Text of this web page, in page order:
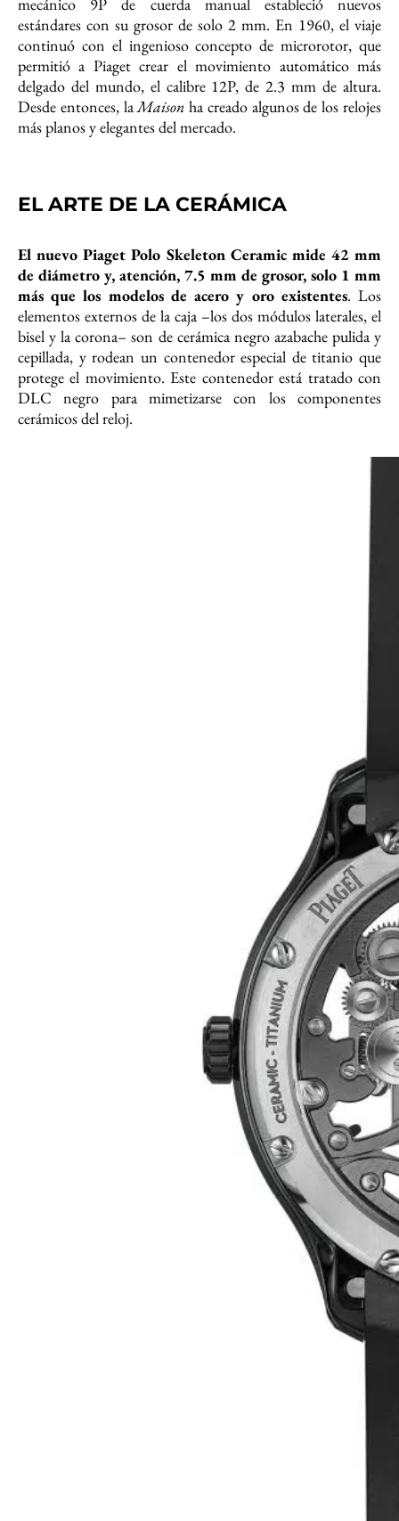
estándares con su grosor de solo 2 mm. En 1960, el viaje
continuó con el ingenioso concepto de microrotor, que
permitió a Piaget crear el movimiento automático más
delgado del mundo, el calibre 12P, de 2.3 mm de altura.
Desde entonces, laMaison ha creado algunos de los relojes
más planos y elegantes del mercado.
EL ARTE DE LA CERÁMICA
El nuevo Piaget Polo Skeleton Ceramic mide 42 mm
de diámetro y, atención, 7.5 mm de grosor, solo 1 mm
más que los modelos de acero y oro existentes. Los
elementos externos de la caja –los dos módulos laterales, el
bisel y la corona– son de cerámica negro azabache pulida y
cepillada, y rodean un contenedor especial de titanio que
protege el movimiento. Este contenedor está tratado con
DLC negro para mimetizarse con los componentes
cerámicos del reloj.